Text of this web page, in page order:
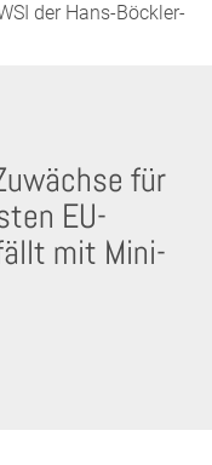
der Hans-Böckler-
für
EU-
mit Mini-